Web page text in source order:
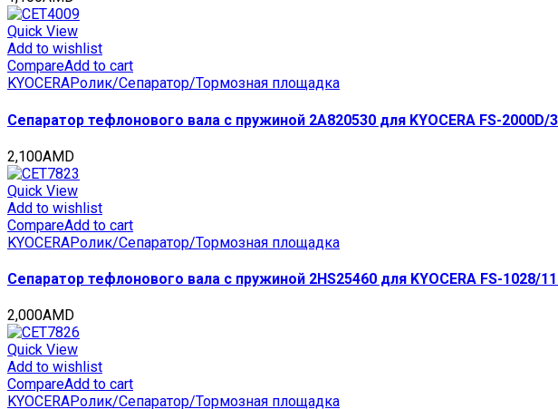
Quick View
Add to wishlist
CompareAdd to cart
KYOCERAРолик/Сепаратор/Тормозная площадка
Сепаратор тефлонового вала с пружиной 2A820530 для KYOCERA FS-2000D/
2,100AMD
Quick View
Add to wishlist
CompareAdd to cart
KYOCERAРолик/Сепаратор/Тормозная площадка
Сепаратор тефлонового вала с пружиной 2HS25460 для KYOCERA FS-1028/
2,000AMD
Quick View
Add to wishlist
CompareAdd to cart
KYOCERAРолик/Сепаратор/Тормозная площадка